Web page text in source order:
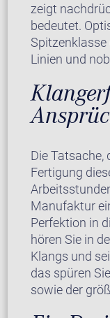
zeigt
bedeutet.
Linien und
Die Tatsache,
Fertigung
Manufaktur
Perfektion in
hören Sie in
Klangs und
das spüren
sowie der